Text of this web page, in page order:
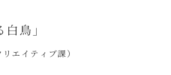
鳥」
エイティブ課）